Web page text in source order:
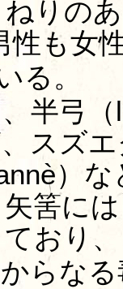
りの
性も女
る。
（le
スズ
）
筈に
おり
からな